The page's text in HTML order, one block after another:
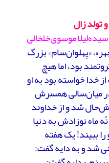
تولد زال
سیده‌لیلا موسوی‌خلخالی
«پهلوان‌سام» بزرگ
بود، اما هیچ
خواسته بود به او
میان‌سالی همسرش
شد و از خداوند
ماه نوزادش به دنیا
را ببیند! یک هفته
شد و به دایه گفت: